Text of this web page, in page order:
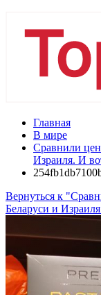
Главная
В мире
Сравнили
Израиля. И
Вернуться к
Беларуси и